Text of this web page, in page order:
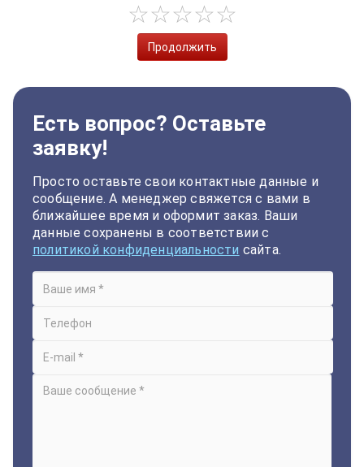
Продолжить
Есть вопрос? Оставьте
заявку!
Просто оставьте свои контактные данные и
сообщение. А менеджер свяжется с вами в
ближайшее время и оформит заказ. Ваши
данные сохранены в соответствии с
политикой конфиденциальности сайта.